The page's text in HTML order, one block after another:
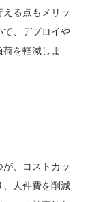
る点もメリッ
て、デプロイや
を軽減しま
、コストカッ
、人件費を削減